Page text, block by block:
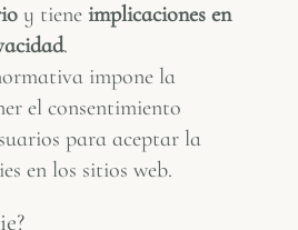
y tiene implicaciones en
.
impone la
el consentimiento
para aceptar la
en los sitios web.